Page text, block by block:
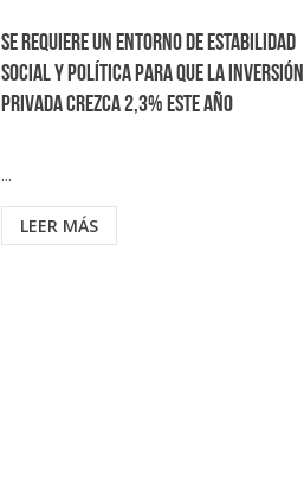
Se requiere un entorno de estabilidad
social y política para que la inversión
privada crezca 2,3% este año
...
LEER MÁS